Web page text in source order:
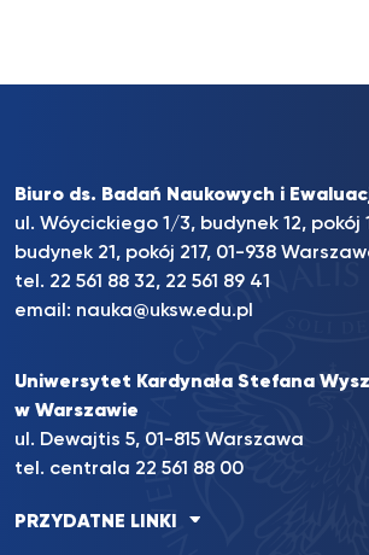
Biuro ds. Badań Naukowych i
ul. Wóycickiego 1/3, budynek 12, pokój
budynek 21, pokój 217, 01-938
tel. 22 561 88 32, 22 561 89 41
email: nauka@uksw.edu.pl
Uniwersytet Kardynała Stefana
w Warszawie
ul. Dewajtis 5, 01-815 Warszawa
tel. centrala 22 561 88 00
PRZYDATNE LINKI